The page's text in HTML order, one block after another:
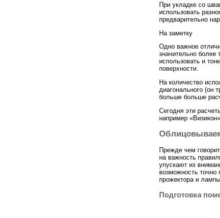
При укладке со
использовать
предварительно
На заметку
Одно важное
значительно более
использовать и
поверхности.
На количество
диагонального (он
больше больше
Сегодня эти
например
Прежде чем
на важность
упускают из
возможность
прожектора и
Подготовка